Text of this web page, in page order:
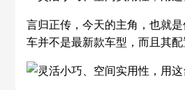
言归正传，今天的主角，也就
车并不是最新款车型，而且其配